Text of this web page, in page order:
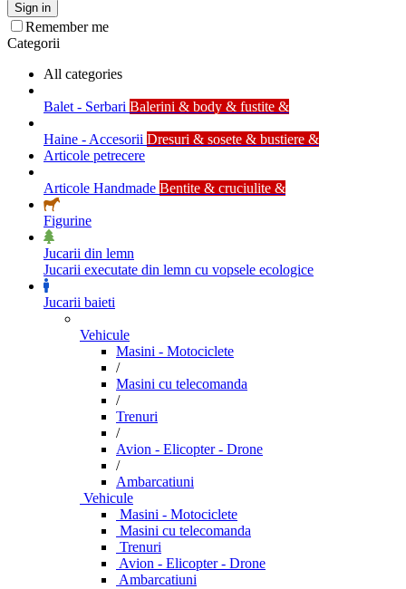
Sign in
Remember me
Categorii
All categories
Balet - Serbari Balerini & body & fustite &
Haine - Accesorii Dresuri & sosete & bustiere &
Articole petrecere
Articole Handmade Bentite & cruciulite &
Figurine
Jucarii din lemn
Jucarii executate din lemn cu vopsele ecologice
Jucarii baieti
Vehicule
Masini - Motociclete
/
Masini cu telecomanda
/
Trenuri
/
Avion - Elicopter - Drone
/
Ambarcatiuni
Vehicule
Masini - Motociclete
Masini cu telecomanda
Trenuri
Avion - Elicopter - Drone
Ambarcatiuni